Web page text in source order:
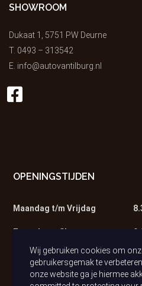
SHOWROOM
Dukaat 1, 5751 PW Deurne
T. 0493 – 313542
E. info@autovantilburg.nl
OPENINGSTIJDEN
Maandag t/m Vrijdag
Zaterdag – Showroom
Zaterdag – Werkplaats
Wij gebruiken cookies om
gebruikersgemak te
onze website ga je hiermee